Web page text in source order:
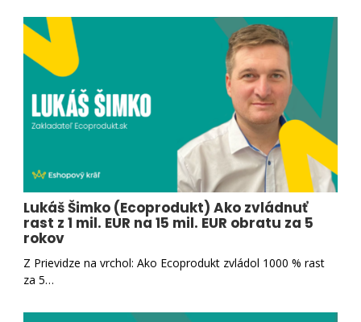
Lukáš Šimko (Ecoprodukt) Ako zvládnuť
rast z 1 mil. EUR na 15 mil. EUR obratu za 5
rokov
Z Prievidze na vrchol: Ako Ecoprodukt zvládol 1000 % rast
za 5…